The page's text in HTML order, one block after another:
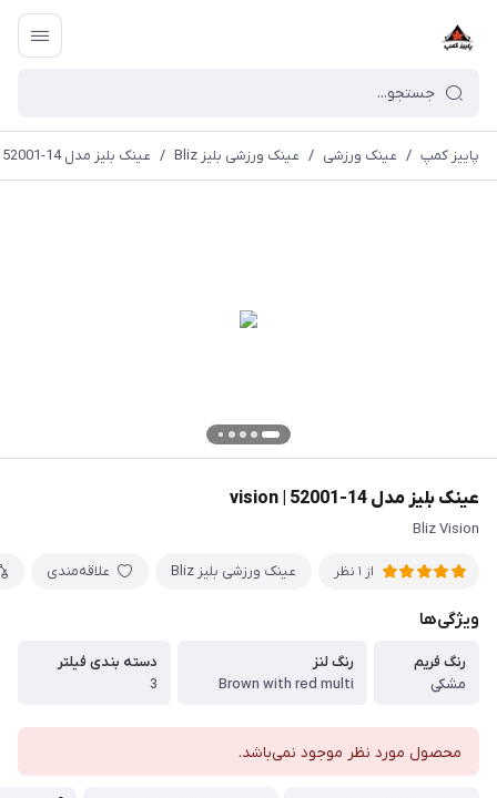
پاییز کمپ / عینک ورزشی / عینک ورزشی بلیز Bliz / عینک بلیز مدل 14-52001 | vision
عینک بلیز مدل 14-52001 | vision
Bliz Vision
از 1 نظر عینک ورزشی بلیز Bliz علاقه‌مندی
ویژگی‌ها
رنگ فریم
مشکی
رنگ لنز
Brown with red multi
دسته بندی فیلتر
3
محصول مورد نظر موجود نمی‌باشد.